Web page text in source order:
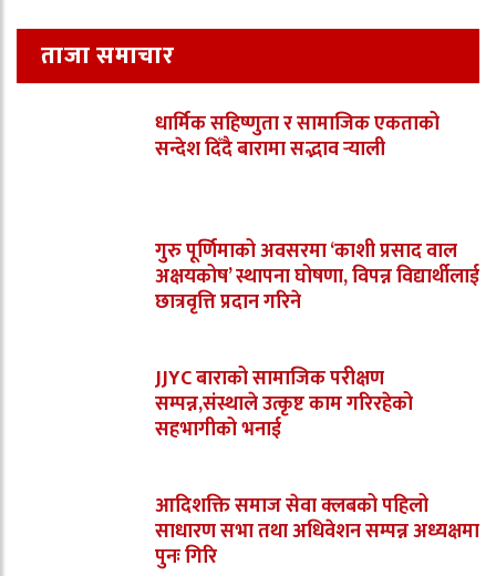
ताजा समाचार
धार्मिक सहिष्णुता र सामाजिक एकताको
सन्देश दिँदै बारामा सद्भाव र्‍याली
गुरु पूर्णिमाको अवसरमा ‘काशी प्रसाद वाल
अक्षयकोष’ स्थापना घोषणा, विपन्न विद्यार्थीलाई
छात्रवृत्ति प्रदान गरिने
JJYC बाराको सामाजिक परीक्षण
सम्पन्न,संस्थाले उत्कृष्ट काम गरिरहेको
सहभागीको भनाई
आदिशक्ति समाज सेवा क्लबको पहिलो
साधारण सभा तथा अधिवेशन सम्पन्न अध्यक्षमा
पुनः गिरि